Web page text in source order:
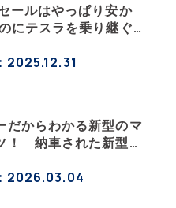
ールはやっぱり安か
にテスラを乗り継ぐ
いうこと？ 【テスラ
った大学教授のEV生
2025.12.31
だからわかる新型のマ
！ 納車された新型を
ルＹと細部まで比べて
スラ沼にはまった大学
2026.03.04